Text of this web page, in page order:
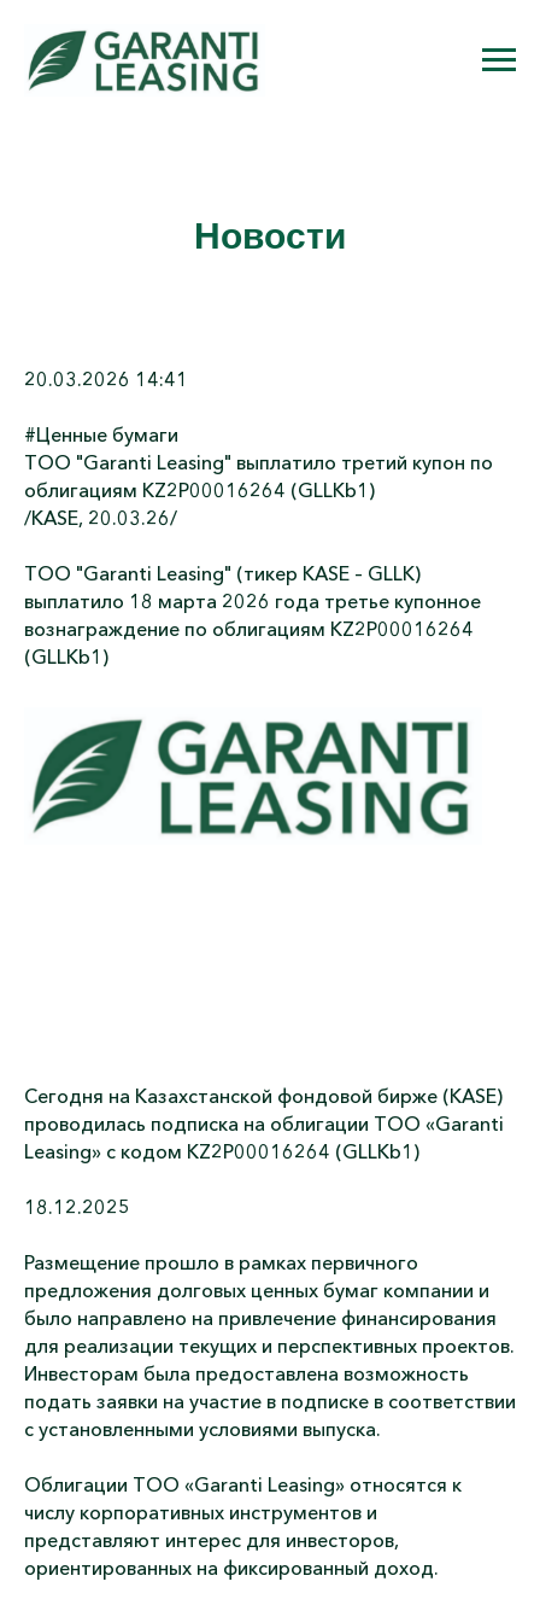
Новости
20.03.2026 14:41
#Ценные бумаги
ТОО "Garanti Leasing" выплатило третий купон по
облигациям KZ2P00016264 (GLLKb1)
/KASE, 20.03.26/
ТОО "Garanti Leasing" (тикер KASE – GLLK)
выплатило 18 марта 2026 года третье купонное
вознаграждение по облигациям KZ2P00016264
(GLLKb1)
Сегодня на Казахстанской фондовой бирже (KASE)
проводилась подписка на облигации ТОО «Garanti
Leasing» с кодом KZ2P00016264 (GLLKb1)
18.12.2025
Размещение прошло в рамках первичного
предложения долговых ценных бумаг компании и
было направлено на привлечение финансирования
для реализации текущих и перспективных проектов.
Инвесторам была предоставлена возможность
подать заявки на участие в подписке в соответствии
с установленными условиями выпуска.
Облигации ТОО «Garanti Leasing» относятся к
числу корпоративных инструментов и
представляют интерес для инвесторов,
ориентированных на фиксированный доход.